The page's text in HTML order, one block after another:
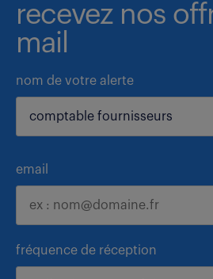
recevez nos
mail
nom de votre alerte
email
fréquence de réception